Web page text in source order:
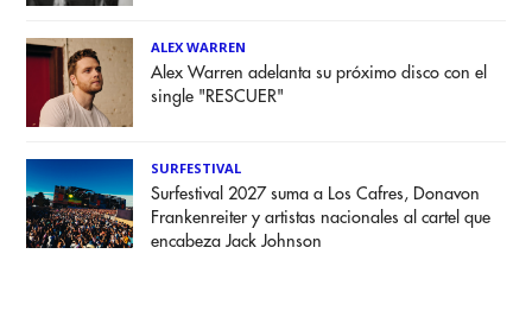
ALEX WARREN
Alex Warren adelanta su próximo disco con el
single "RESCUER"
SURFESTIVAL
Surfestival 2027 suma a Los Cafres, Donavon
Frankenreiter y artistas nacionales al cartel que
encabeza Jack Johnson